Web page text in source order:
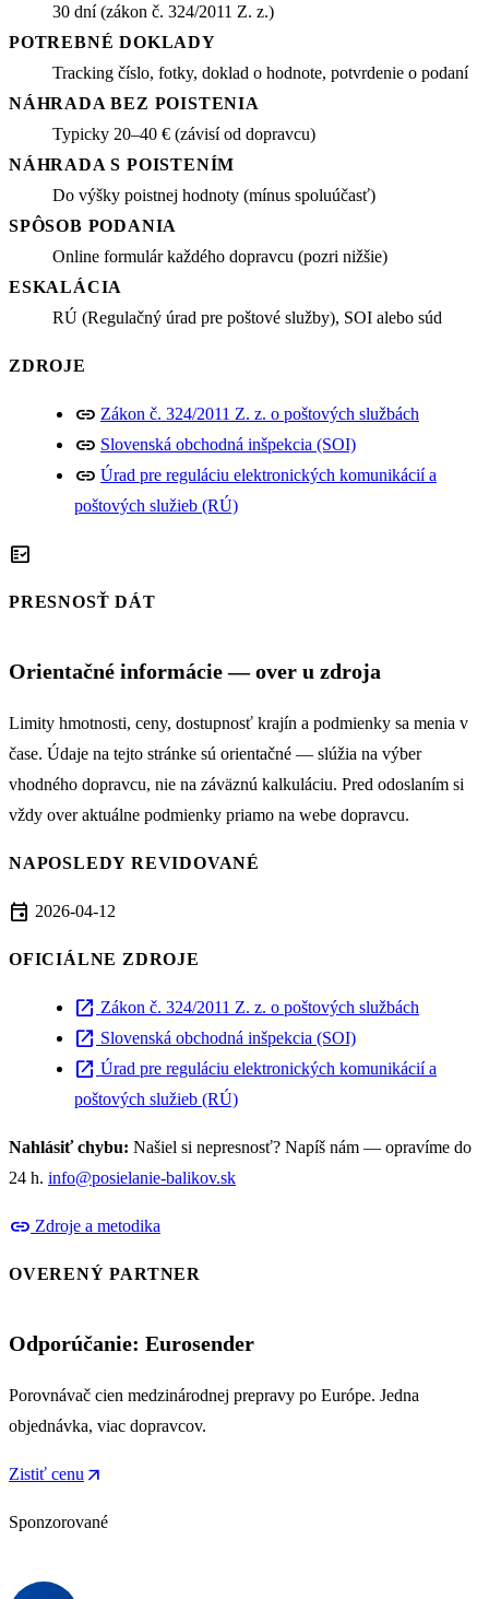
30 dní (zákon č. 324/2011 Z. z.)
POTREBNÉ DOKLADY
Tracking číslo, fotky, doklad o hodnote, potvrdenie o podaní
NÁHRADA BEZ POISTENIA
Typicky 20–40 € (závisí od dopravcu)
NÁHRADA S POISTENÍM
Do výšky poistnej hodnoty (mínus spoluúčasť)
SPÔSOB PODANIA
Online formulár každého dopravcu (pozri nižšie)
ESKALÁCIA
RÚ (Regulačný úrad pre poštové služby), SOI alebo súd
ZDROJE
link Zákon č. 324/2011 Z. z. o poštových službách
link Slovenská obchodná inšpekcia (SOI)
link Úrad pre reguláciu elektronických komunikácií a
poštových služieb (RÚ)
fact_check
PRESNOSŤ DÁT
Orientačné informácie — over u zdroja
Limity hmotnosti, ceny, dostupnosť krajín a podmienky sa menia v
čase. Údaje na tejto stránke sú orientačné — slúžia na výber
vhodného dopravcu, nie na záväznú kalkuláciu. Pred odoslaním si
vždy over aktuálne podmienky priamo na webe dopravcu.
NAPOSLEDY REVIDOVANÉ
event 2026-04-12
OFICIÁLNE ZDROJE
open_in_new Zákon č. 324/2011 Z. z. o poštových službách
open_in_new Slovenská obchodná inšpekcia (SOI)
open_in_new Úrad pre reguláciu elektronických komunikácií a
poštových služieb (RÚ)
Nahlásiť chybu: Našiel si nepresnosť? Napíš nám — opravíme do
24 h. info@posielanie-balikov.sk
link Zdroje a metodika
OVERENÝ PARTNER
Odporúčanie: Eurosender
Porovnávač cien medzinárodnej prepravy po Európe. Jedna
objednávka, viac dopravcov.
Zistiť cenu arrow_outward
Sponzorované